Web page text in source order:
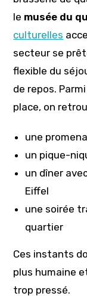
le musée du
culturelles
secteur se
flexible du
de repos.
place, on
une
un pique-
un dîner
Eiffel
une soirée
quartier
Ces instants
plus humaine
trop pressé.